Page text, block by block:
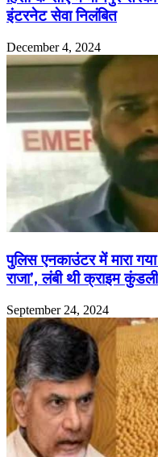
इंटरनेट सेवा निलंबित
December 4, 2024
पुलिस एनकाउंटर में मारा
राजा’, लंबी थी क्राइम कुंडली
September 24, 2024